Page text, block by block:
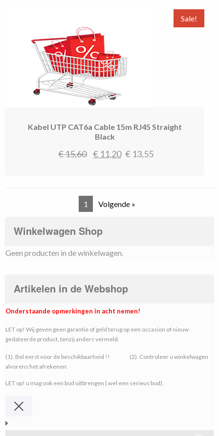
Sale!
Kabel UTP CAT6a Cable 15m RJ45 Straight
Black
€15,60
Oorspronkelijke
€ 15,60.
€ 11,20 Huidige
€ 13,55
1 Volgende »
Winkelwagen Shop
Geen producten in de winkelwagen.
Artikelen in de Webshop
Onderstaande opmerkingen in acht nemen!
LET op! Wij geven geen garantie of geld terug op een occasion of nieuw
gedateerde product, tenzij anders vermeld.
(1). Bel eerst voor de beschikbaarheid !! (2). Controleer u winkelwagen
alvorens het afrekenen.
LET op! u mag ook een bod uitbrengen ( wel een serieus bod).